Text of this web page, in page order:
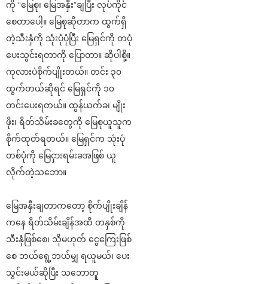
ကို “မြေစု၊ မြေအနှီး”ချပြီး လုပ်ကိုင်
စေတာပေါ့။ မြေစုဆိုတာက ထွက်ရှိ
တဲ့သီးနှံကို သုံးပုံပုံပြီး မြေရှင်ကို တပုံ
ပေးသွင်းရတာကို ပြောတာ။ ဆိုပါစို့။
ကုလားပဲစိုက်ပျိုးတယ်။ တင်း ၃၀
ထွက်တယ်ဆိုရင် မြေရှင်ကို ၁၀
တင်းပေးရတယ်။ ထွန်ယက်ခ၊ မျိုး
ဖိုး၊ ရိတ်သိမ်းခတွေကို မြေစုယူသူက
စိုက်ထုတ်ရတယ်။ မြေရှင်က သုံးပုံ
တစ်ပုံကို မြေငှားရမ်းခအဖြစ် ယူ
လိုက်တဲ့သဘော။
မြေအနှီးချတာကတော့ စိုက်ပျိုးချိန်
ကနေ ရိတ်သိမ်းချိန်အထိ တနှစ်ကို
သီးနှံဖြစ်စေ၊ သိုမဟုတ် ငွေကြေးဖြစ်
စေ ဘယ်ရွေ့ဘယ်မျှ ရယူမယ်၊ ပေး
သွင်းမယ်ဆိုပြီး သဘောတူ